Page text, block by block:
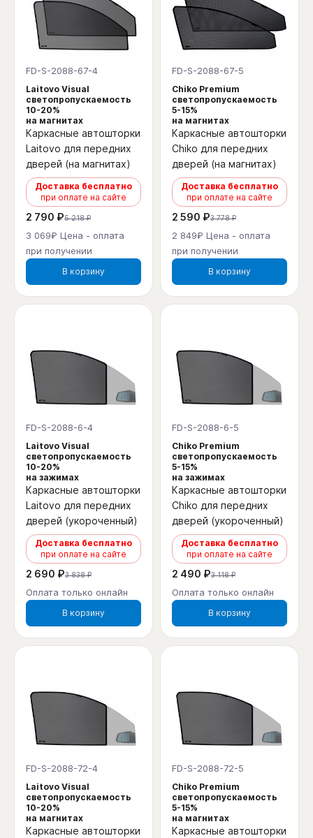
FD-S-2088-67-4
Laitovo Visual
светопропускаемость
10-20%
на магнитах
Каркасные автошторки
Laitovo для передних
дверей (на магнитах)
Доставка бесплатно
при оплате на сайте
2 790 ₽5 218 ₽
3 069₽ Цена - оплата
при получении
В корзину
FD-S-2088-67-5
Chiko Premium
светопропускаемость
5-15%
на магнитах
Каркасные автошторки
Chiko для передних
дверей (на магнитах)
Доставка бесплатно
при оплате на сайте
2 590 ₽3 778 ₽
2 849₽ Цена - оплата
при получении
В корзину
FD-S-2088-6-4
Laitovo Visual
светопропускаемость
10-20%
на зажимах
Каркасные автошторки
Laitovo для передних
дверей (укороченный)
Доставка бесплатно
при оплате на сайте
2 690 ₽3 838 ₽
Оплата только онлайн
В корзину
FD-S-2088-6-5
Chiko Premium
светопропускаемость
5-15%
на зажимах
Каркасные автошторки
Chiko для передних
дверей (укороченный)
Доставка бесплатно
при оплате на сайте
2 490 ₽3 118 ₽
Оплата только онлайн
В корзину
FD-S-2088-72-4
Laitovo Visual
светопропускаемость
10-20%
на магнитах
Каркасные автошторки
FD-S-2088-72-5
Chiko Premium
светопропускаемость
5-15%
на магнитах
Каркасные автошторки